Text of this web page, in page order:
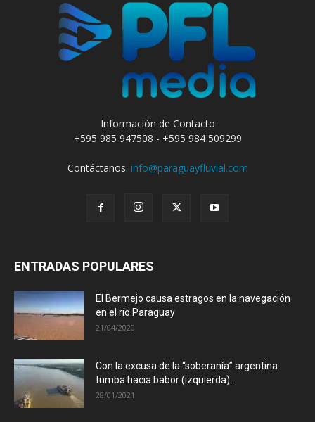
Información de Contacto
+595 985 947508 - +595 984 509299
Contáctanos: info@paraguayfluvial.com
ENTRADAS POPULARES
El Bermejo causa estragos en la navegación
en el río Paraguay
21/04/2020
Con la excusa de la “soberanía” argentina
tumba hacia babor (izquierda)...
28/01/2021